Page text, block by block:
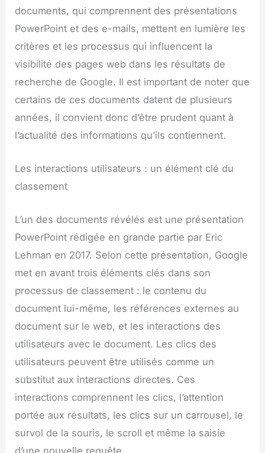
documents, qui comprennent des présentations
PowerPoint et des e-mails, mettent en lumière les
critères et les processus qui influencent la
visibilité des pages web dans les résultats de
recherche de Google. Il est important de noter que
certains de ces documents datent de plusieurs
années, il convient donc d’être prudent quant à
l’actualité des informations qu’ils contiennent.
Les interactions utilisateurs : un élément clé du
classement
L’un des documents révélés est une présentation
PowerPoint rédigée en grande partie par Eric
Lehman en 2017. Selon cette présentation, Google
met en avant trois éléments clés dans son
processus de classement : le contenu du
document lui-même, les références externes au
document sur le web, et les interactions des
utilisateurs avec le document. Les clics des
utilisateurs peuvent être utilisés comme un
substitut aux interactions directes. Ces
interactions comprennent les clics, l’attention
portée aux résultats, les clics sur un carrousel, le
survol de la souris, le scroll et même la saisie